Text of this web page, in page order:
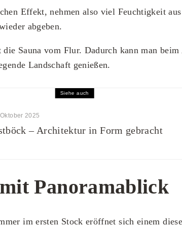
Effekt, nehmen also viel Feuchtigkeit
abgeben.
Sauna vom Flur. Dadurch kann man beim
Landschaft genießen.
Siehe auch
2025
– Architektur in Form gebracht
Panoramablick
im ersten Stock eröffnet sich einem